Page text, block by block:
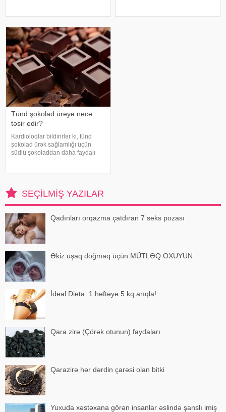
artdığını deyib. İnsult ciddi və
həyat
Tünd şokolad ürəyə necə
təsir edir?
Kardioloqlar bildirirlər ki, tünd
şokolad ürək sağlamlığı üçün
südlü şokoladdan daha faydalı
SEÇILMIŞ YAZILAR
Qadınları orqazma çatdıran 7 seks pozası
Əkiz uşaq doğmaq üçün MÜTLƏQ OXUYUN
İdeal Dieta: 1 həftəyə 5 kq arıqla!
Qara zirə (Çörək otunun) faydaları
Qarazirə hər dərdin çarəsi olan bitki
Yuxuda xəstəxana görən insanlar əslində şanslı imiş